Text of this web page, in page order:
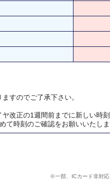
すのでご了承下さい。
改正の1週間前までに新しい時
時刻のご確認をお願いいたしま
※一部、ICカード非対応